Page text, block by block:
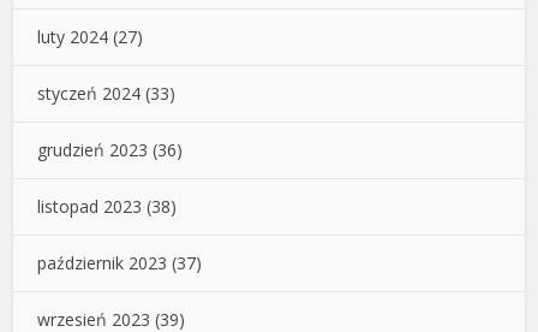
luty 2024 (27)
styczeń 2024 (33)
grudzień 2023 (36)
listopad 2023 (38)
październik 2023 (37)
wrzesień 2023 (39)